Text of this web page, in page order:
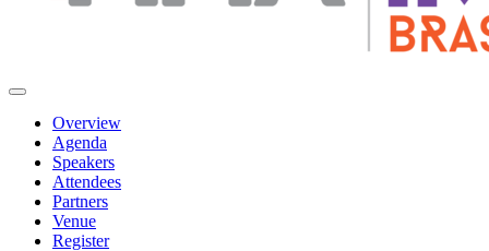
Overview
Agenda
Speakers
Attendees
Partners
Venue
Register